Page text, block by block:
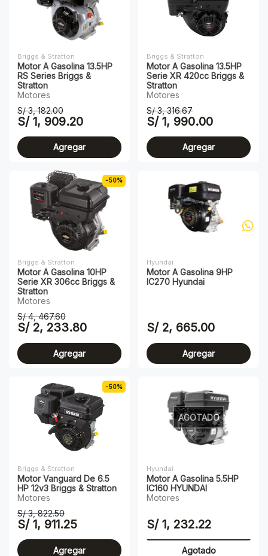
Briggs & Stratton
Motor A Gasolina 13.5HP
RS Series Briggs &
Stratton
Motores
S/ 3, 182.00
S/ 1, 909.20
Agregar
Briggs & Stratton
Motor A Gasolina 13.5HP
Serie XR 420cc Briggs &
Stratton
Motores
S/ 3, 316.67
S/ 1, 990.00
Agregar
-50%
Briggs & Stratton
Motor A Gasolina 10HP
Serie XR 306cc Briggs &
Stratton
Motores
S/ 4, 467.60
S/ 2, 233.80
Agregar
Hyundai
Motor A Gasolina 9HP
IC270 Hyundai
S/ 2, 665.00
Agregar
-50%
Briggs & Stratton
Motor Vanguard De 6.5
HP 12v3 Briggs & Stratton
Motores
S/ 3, 822.50
S/ 1, 911.25
Agregar
AGOTADO
Hyundai
Motor A Gasolina 5.5HP
IC160 HYUNDAI
Motores
S/ 1, 232.22
Agotado